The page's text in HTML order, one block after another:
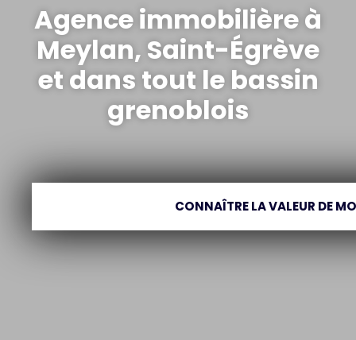
Agence immobilière à
Meylan, Saint-Égrève
et dans tout le bassin
grenoblois
CONNAÎTRE LA VALEUR DE